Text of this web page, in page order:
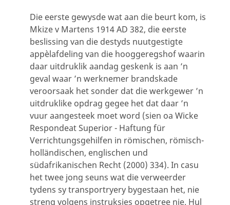
Die eerste gewysde wat aan die beurt kom, is
Mkize v Martens 1914 AD 382, die eerste
beslissing van die destyds nuutgestigte
appèlafdeling van die hooggeregshof waarin
daar uitdruklik aandag geskenk is aan ’n
geval waar ’n werknemer brandskade
veroorsaak het sonder dat die werkgewer ’n
uitdruklike opdrag gegee het dat daar ’n
vuur aangesteek moet word (sien oa Wicke
Respondeat Superior - Haftung für
Verrichtungsgehilfen in römischen, römisch-
holländischen, englischen und
südafrikanischen Recht (2000) 334). In casu
het twee jong seuns wat die verweerder
tydens sy transportryery bygestaan het, nie
streng volgens instruksies opgetree nie. Hul